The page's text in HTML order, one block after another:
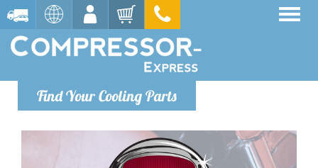
Find Your Cooling Parts